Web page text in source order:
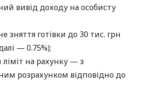
вивід доходу на особисту
зняття готівки до 30 тис. грн
— 0.75%);
на рахунку — з
розрахунком відповідно до